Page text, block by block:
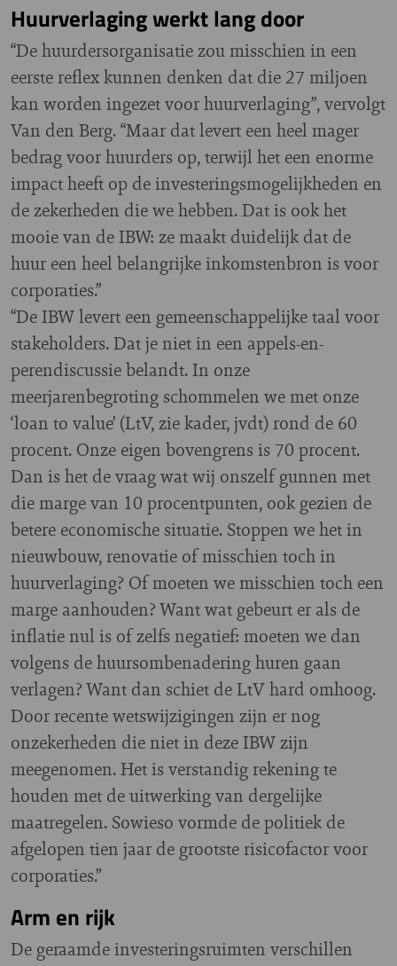
Huurverlaging werkt lang door
“De huurdersorganisatie zou misschien in een
eerste reflex kunnen denken dat die 27 miljoen
kan worden ingezet voor huurverlaging”, vervolgt
Van den Berg. “Maar dat levert een heel mager
bedrag voor huurders op, terwijl het een enorme
impact heeft op de investeringsmogelijkheden en
de zekerheden die we hebben. Dat is ook het
mooie van de IBW: ze maakt duidelijk dat de
huur een heel belangrijke inkomstenbron is voor
corporaties.”
“De IBW levert een gemeenschappelijke taal voor
stakeholders. Dat je niet in een appels-en-
perendiscussie belandt. In onze
meerjarenbegroting schommelen we met onze
‘loan to value’ (LtV, zie kader, jvdt) rond de 60
procent. Onze eigen bovengrens is 70 procent.
Dan is het de vraag wat wij onszelf gunnen met
die marge van 10 procentpunten, ook gezien de
betere economische situatie. Stoppen we het in
nieuwbouw, renovatie of misschien toch in
huurverlaging? Of moeten we misschien toch een
marge aanhouden? Want wat gebeurt er als de
inflatie nul is of zelfs negatief: moeten we dan
volgens de huursombenadering huren gaan
verlagen? Want dan schiet de LtV hard omhoog.
Door recente wetswijzigingen zijn er nog
onzekerheden die niet in deze IBW zijn
meegenomen. Het is verstandig rekening te
houden met de uitwerking van dergelijke
maatregelen. Sowieso vormde de politiek de
afgelopen tien jaar de grootste risicofactor voor
corporaties.”
Arm en rijk
De geraamde investeringsruimten verschillen